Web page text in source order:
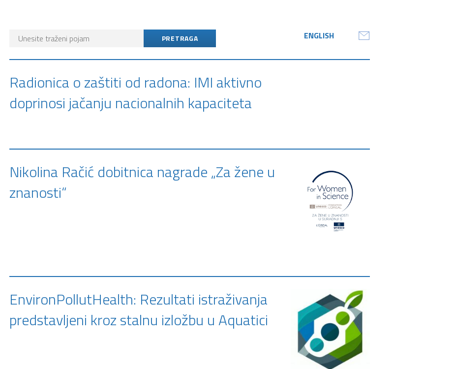
ENGLISH
Radionica o zaštiti od radona: IMI aktivno
doprinosi jačanju nacionalnih kapaciteta
Nikolina Račić dobitnica nagrade „Za žene u
znanosti“
EnvironPollutHealth: Rezultati istraživanja
predstavljeni kroz stalnu izložbu u Aquatici